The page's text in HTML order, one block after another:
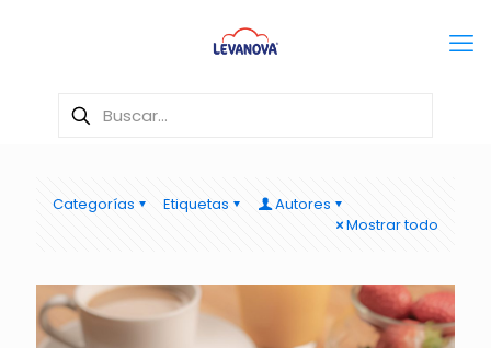
Categorías Etiquetas
Autores
Mostrar todo